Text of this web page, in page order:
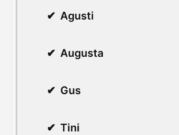
Agusti
Augusta
Gus
Tini